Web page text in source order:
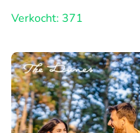
Verkocht: 371